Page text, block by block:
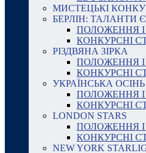
МИСТЕЦЬКІ
БЕРЛІН: ТАЛАНТИ
ПОЛОЖЕННЯ І
КОНКУРСНІ
РІЗДВЯНА ЗІРКА
ПОЛОЖЕННЯ І
КОНКУРСНІ
УКРАЇНСЬКА
ПОЛОЖЕННЯ І
КОНКУРСНІ
LONDON STARS
ПОЛОЖЕННЯ І
КОНКУРСНІ
NEW YORK